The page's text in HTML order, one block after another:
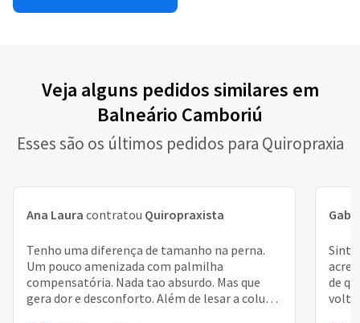
Veja alguns pedidos similares em
Balneário Camboriú
Esses são os últimos pedidos para Quiropraxia
Ana Laura contratou Quiropraxista
Tenho uma diferença de tamanho na perna.
Um pouco amenizada com palmilha
compensatória. Nada tao absurdo. Mas que
gera dor e desconforto. Além de lesar a coluna
Sinto
de